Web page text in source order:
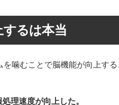
るは本当
噛むことで脳機能が向上す
理速度が向上した。